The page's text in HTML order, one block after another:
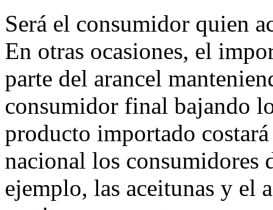
Será el consumidor quien
En otras ocasiones, el
parte del arancel
consumidor final bajando
producto importado
nacional los consumidores
ejemplo, las aceitunas y el